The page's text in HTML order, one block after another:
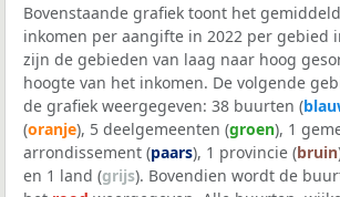
Bovenstaande grafiek toont het
inkomen per aangifte in 2022 per gebied
zijn de gebieden van laag naar hoog
hoogte van het inkomen. De volgende
de grafiek weergegeven: 38 buurten (
(oranje), 5 deelgemeenten (groen), 1
arrondissement (paars), 1 provincie (bruin
en 1 land (grijs). Bovendien wordt de